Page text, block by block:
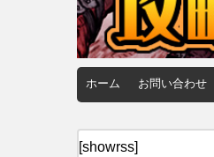
ホーム お問い合わせ
[showrss]